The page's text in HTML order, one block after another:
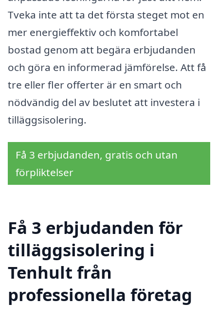
Tveka inte att ta det första steget mot en
mer energieffektiv och komfortabel
bostad genom att begära erbjudanden
och göra en informerad jämförelse. Att få
tre eller fler offerter är en smart och
nödvändig del av beslutet att investera i
tilläggsisolering.
Få 3 erbjudanden, gratis och utan
förpliktelser
Få 3 erbjudanden för
tilläggsisolering i
Tenhult från
professionella företag